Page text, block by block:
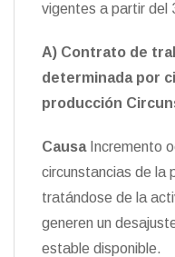
vigentes a partir del
A) Contrato de
determinada por
producción
Causa Incremento
circunstancias de la
tratándose de la
generen un
estable disponible.